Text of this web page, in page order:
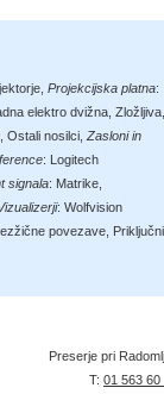
Projekcijska platna:
elektro dvižna Zložljiva
Ostali nosilci Zasloni in
: Logitech
signala: Matrike
: Wolfvision
povezave Priključni
Preserje pri
T: 01 563 60